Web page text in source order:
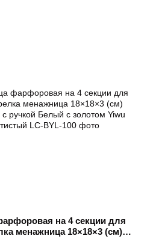
на 4 секции для
менажница 18×18×3 (см)